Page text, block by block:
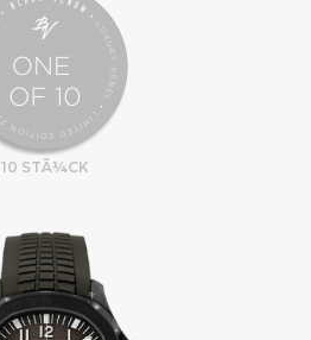
10 STÃ¼CK